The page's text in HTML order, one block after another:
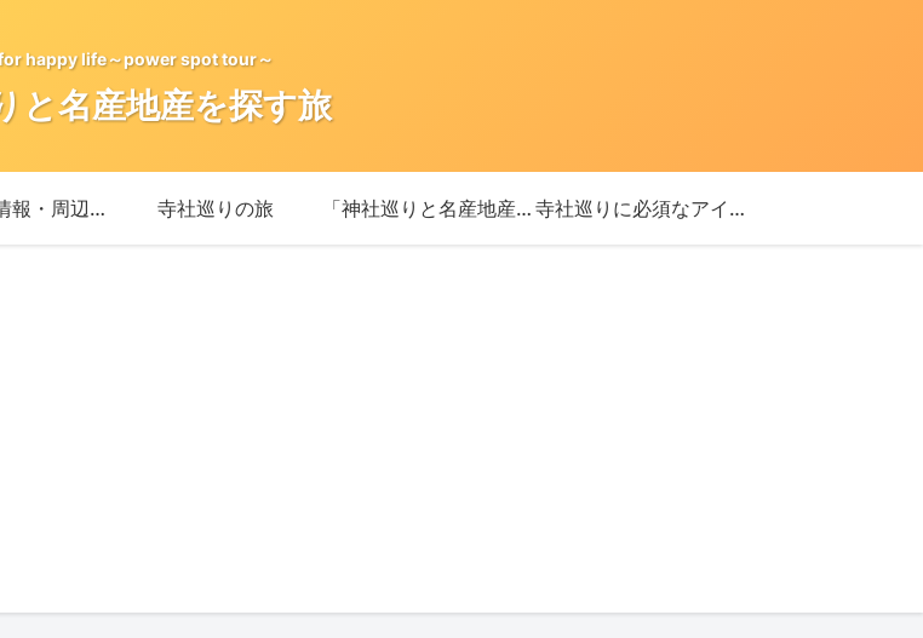
happy life～power spot tour～
と名産地産を探す旅
寺社の参拝情報・周辺情報 寺社巡りの旅 「神社巡りと名産地産を探す旅」ブログ始めました！ 寺社巡りに必須なアイテム